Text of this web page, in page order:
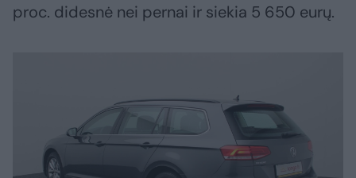
proc. didesnė nei pernai ir siekia 5 650 eurų.